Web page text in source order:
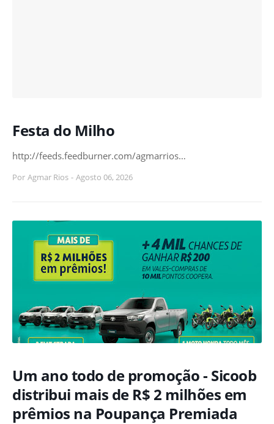
Festa do Milho
http://feeds.feedburner.com/agmarrios…
Por Agmar Rios - Agosto 06, 2026
Um ano todo de promoção - Sicoob
distribui mais de R$ 2 milhões em
prêmios na Poupança Premiada